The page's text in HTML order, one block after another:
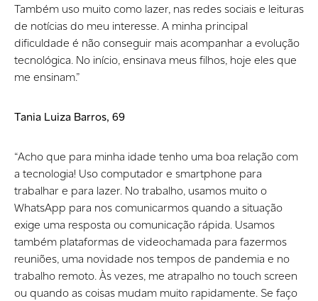
Também uso muito como lazer, nas redes sociais e leituras
de notícias do meu interesse. A minha principal
dificuldade é não conseguir mais acompanhar a evolução
tecnológica. No início, ensinava meus filhos, hoje eles que
me ensinam.”
Tania Luiza Barros, 69
“Acho que para minha idade tenho uma boa relação com
a tecnologia! Uso computador e smartphone para
trabalhar e para lazer. No trabalho, usamos muito o
WhatsApp para nos comunicarmos quando a situação
exige uma resposta ou comunicação rápida. Usamos
também plataformas de videochamada para fazermos
reuniões, uma novidade nos tempos de pandemia e no
trabalho remoto. Às vezes, me atrapalho no touch screen
ou quando as coisas mudam muito rapidamente. Se faço